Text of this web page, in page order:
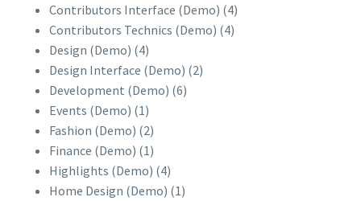
Contributors Interface (Demo) (4)
Contributors Technics (Demo) (4)
Design (Demo) (4)
Design Interface (Demo) (2)
Development (Demo) (6)
Events (Demo) (1)
Fashion (Demo) (2)
Finance (Demo) (1)
Highlights (Demo) (4)
Home Design (Demo) (1)